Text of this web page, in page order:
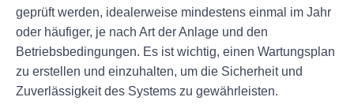
geprüft werden, idealerweise mindestens einmal im Jahr
oder häufiger, je nach Art der Anlage und den
Betriebsbedingungen. Es ist wichtig, einen Wartungsplan
zu erstellen und einzuhalten, um die Sicherheit und
Zuverlässigkeit des Systems zu gewährleisten.